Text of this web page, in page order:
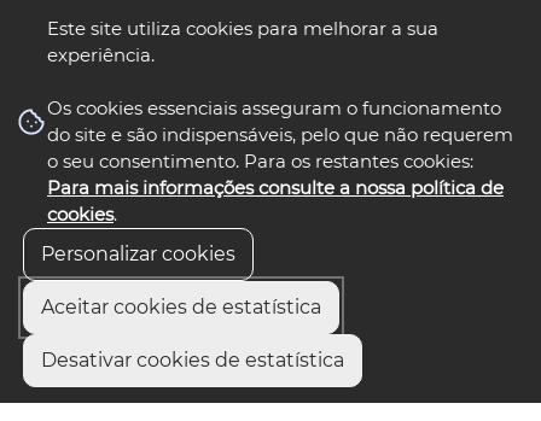
Este site utiliza cookies para melhorar a sua
experiência.
Os cookies essenciais asseguram o funcionamento
do site e são indispensáveis, pelo que não requerem
o seu consentimento. Para os restantes cookies:
Para mais informações consulte a nossa política de
cookies.
Personalizar cookies
Aceitar cookies de estatística
Desativar cookies de estatística
nos
Início
DESCUBRA A AVEIRO TECH WEEK PELO PRÓPRIO PÉ